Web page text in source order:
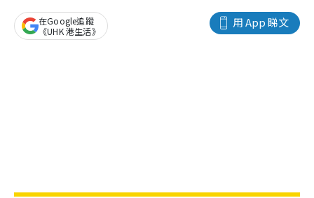
用 App 睇文
在Google追蹤
《UHK 港生活》